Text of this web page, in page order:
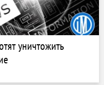
уничтожить